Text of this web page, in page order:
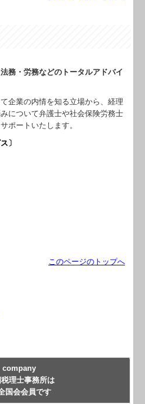
company
理士事務所は
国会会員です
務・労務などのトータルアドバイ
企業の内情を知る立場から、経理
について弁護士や社会保険労務士
ポートいたします。
〕
このページのトップへ